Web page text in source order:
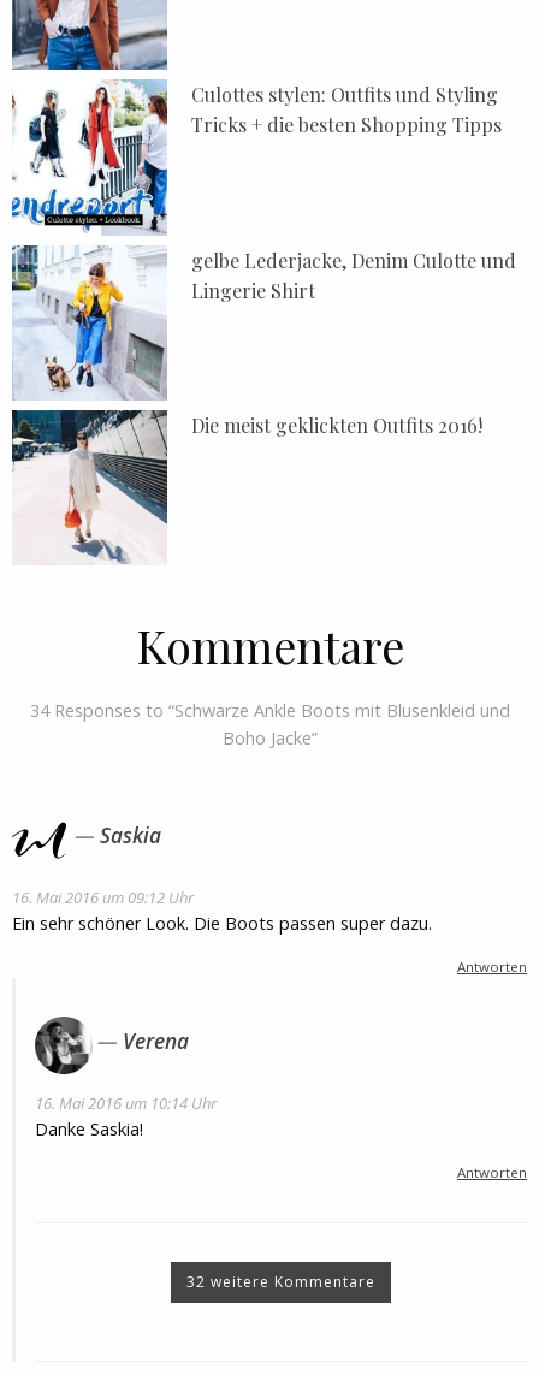
Culottes stylen: Outfits und Styling
Tricks + die besten Shopping Tipps
gelbe Lederjacke, Denim Culotte und
Lingerie Shirt
Die meist geklickten Outfits 2016!
Kommentare
34 Responses to “Schwarze Ankle Boots mit Blusenkleid und
Boho Jacke”
Saskia
16. Mai 2016 um 09:12 Uhr
Ein sehr schöner Look. Die Boots passen super dazu.
Antworten
Verena
16. Mai 2016 um 10:14 Uhr
Danke Saskia!
Antworten
32 weitere Kommentare